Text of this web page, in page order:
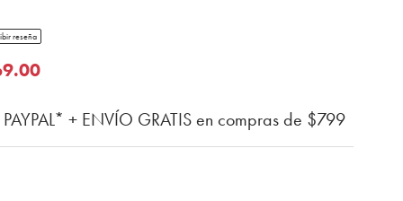
cliente
rating
reseña
de
+ ENVÍO GRATIS en compras de $799